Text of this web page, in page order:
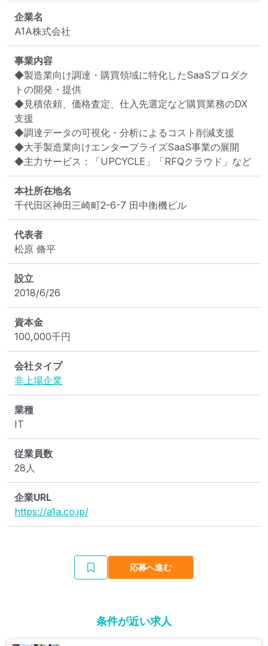
企業名
A1A株式会社
事業内容
◆製造業向け調達・購買領域に特化したSaaSプロダク
トの開発・提供
◆見積依頼、価格査定、仕入先選定など購買業務のDX
支援
◆調達データの可視化・分析によるコスト削減支援
◆大手製造業向けエンタープライズSaaS事業の展開
◆主力サービス：「UPCYCLE」「RFQクラウド」など
本社所在地名
千代田区神田三崎町2-6-7 田中衡機ビル
代表者
松原 脩平
設立
2018/6/26
資本金
100,000千円
会社タイプ
非上場企業
業種
IT
従業員数
28人
企業URL
https://a1a.co.jp/
応募へ進む
条件が近い求人